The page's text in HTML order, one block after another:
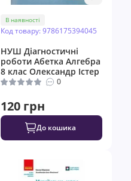
В наявності
Код товару: 9786175394045
НУШ Діагностичні
роботи Абетка Алгебра
8 клас Олександр Істер
0
120 грн
До кошика